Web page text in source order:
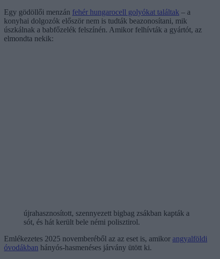
Egy gödöllői menzán fehér hungarocell golyókat találtak – a
konyhai dolgozók először nem is tudták beazonosítani, mik
úszkálnak a babfőzelék felszínén. Amikor felhívták a gyártót, az
elmondta nekik:
újrahasznosított, szennyezett bigbag zsákban kapták a
sót, és hát került bele némi polisztirol.
Emlékezetes 2025 novemberéből az az eset is, amikor angyalföldi
óvodákban hányós-hasmenéses járvány ütött ki.